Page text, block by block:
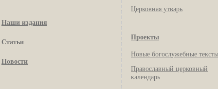
Наши издания
Статьи
Новости
Церковная утварь
Проекты
Новые богослужебные тексты
Православный церковный
календарь